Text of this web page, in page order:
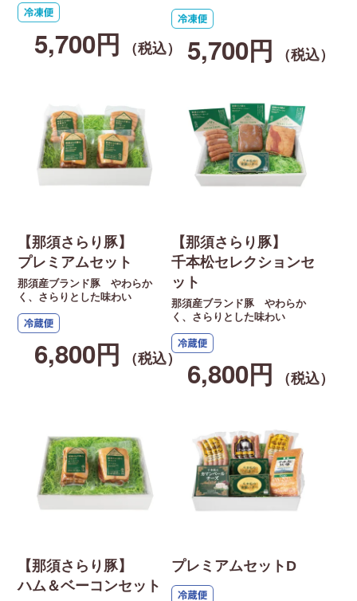
5,700円 （税込） 5,700円 （税込）
【那須さらり豚】
プレミアムセット
那須産ブランド豚 やわらか
く、さらりとした味わい
6,800円 （税込）
【那須さらり豚】
千本松セレクションセ
ット
那須産ブランド豚 やわらか
く、さらりとした味わい
6,800円 （税込）
【那須さらり豚】
ハム＆ベーコンセット
プレミアムセットD